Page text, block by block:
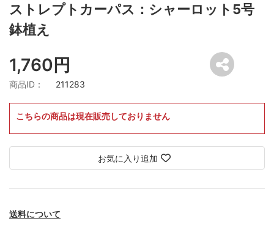
ストレプトカーパス：シャーロット5号
鉢植え
1,760円
商品ID： 211283
こちらの商品は現在販売しておりません
お気に入り追加
送料について